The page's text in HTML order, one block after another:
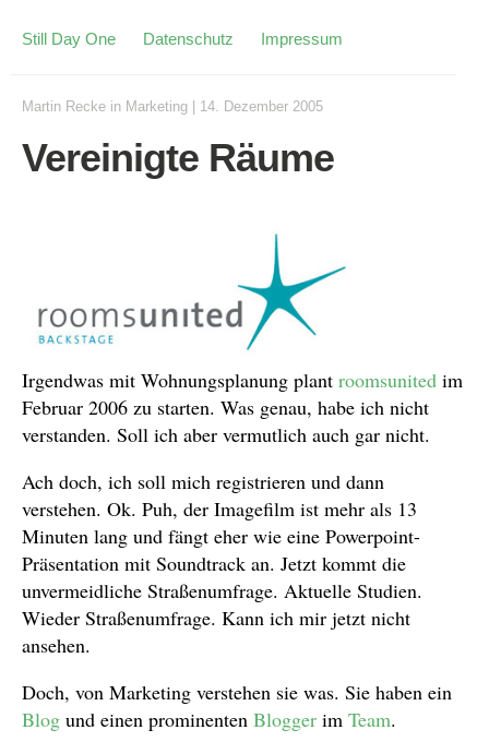
Still Day One Datenschutz Impressum
Martin Recke in Marketing 14. Dezember 2005
Vereinigte Räume
Irgendwas mit Wohnungsplanung plant roomsunited im
Februar 2006 zu starten. Was genau, habe ich nicht
verstanden. Soll ich aber vermutlich auch gar nicht.
Ach doch, ich soll mich registrieren und dann
verstehen. Ok. Puh, der Imagefilm ist mehr als 13
Minuten lang und fängt eher wie eine Powerpoint-
Präsentation mit Soundtrack an. Jetzt kommt die
unvermeidliche Straßenumfrage. Aktuelle Studien.
Wieder Straßenumfrage. Kann ich mir jetzt nicht
ansehen.
Doch, von Marketing verstehen sie was. Sie haben ein
Blog und einen prominenten Blogger im Team.